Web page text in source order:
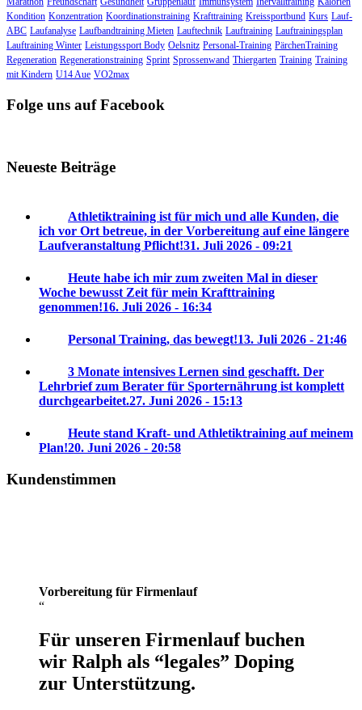
Kondition Konzentration Koordinationstraining Krafttraining Kreissportbund Kurs Lauf-
ABC Laufanalyse Laufbandtraining Mieten Lauftechnik Lauftraining Lauftrainingsplan
Lauftraining Winter Leistungssport Body Oelsnitz Personal-Training PärchenTraining
Regeneration Regenerationstraining Sprint Sprossenwand Thiergarten Training Training
mit Kindern U14 Aue VO2max
Folge uns auf Facebook
Neueste Beiträge
Athletiktraining ist für mich und alle Kunden, die
ich vor Ort betreue, in der Vorbereitung auf eine längere
Laufveranstaltung Pflicht!31. Juli 2026 - 09:21
Heute habe ich mir zum zweiten Mal in dieser
Woche bewusst Zeit für mein Krafttraining
genommen!16. Juli 2026 - 16:34
Personal Training, das bewegt!13. Juli 2026 - 21:46
3 Monate intensives Lernen sind geschafft. Der
Lehrbrief zum Berater für Sporternährung ist komplett
durchgearbeitet.27. Juni 2026 - 15:13
Heute stand Kraft- und Athletiktraining auf meinem
Plan!20. Juni 2026 - 20:58
Kundenstimmen
Vorbereitung für Firmenlauf
Für unseren Firmenlauf buchen
wir Ralph als “legales” Doping
zur Unterstützung.